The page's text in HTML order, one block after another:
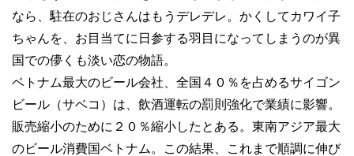
なら、駐在のおじさんはもうデレデレ。かくしてカワイ子
ちゃんを、お目当てに日参する羽目になってしまうのが異
国での儚くも淡い恋の物語。
ベトナム最大のビール会社、全国４０％を占めるサイゴン
ビール（サベコ）は、飲酒運転の罰則強化で業績に影響。
販売縮小のために２０％縮小したとある。東南アジア最大
のビール消費国ベトナム。この結果、これまで順調に伸び